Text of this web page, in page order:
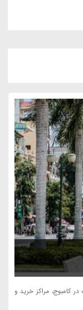
در کامبوج، مراکز خرید و